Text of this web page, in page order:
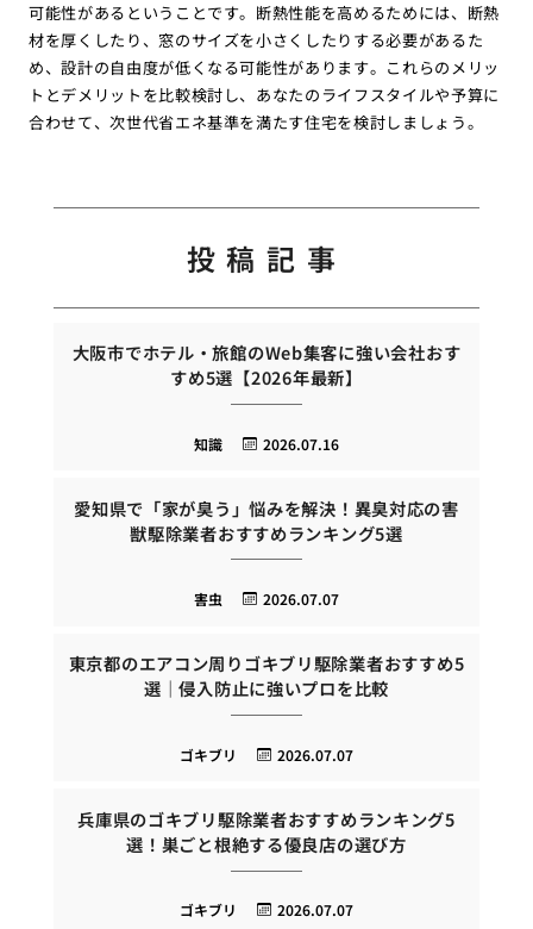
可能性があるということです。断熱性能を高めるためには、断熱
材を厚くしたり、窓のサイズを小さくしたりする必要があるた
め、設計の自由度が低くなる可能性があります。これらのメリッ
トとデメリットを比較検討し、あなたのライフスタイルや予算に
合わせて、次世代省エネ基準を満たす住宅を検討しましょう。
投稿記事
大阪市でホテル・旅館のWeb集客に強い会社おす
すめ5選【2026年最新】
2026.07.16
知識
愛知県で「家が臭う」悩みを解決！異臭対応の害
獣駆除業者おすすめランキング5選
2026.07.07
害虫
東京都のエアコン周りゴキブリ駆除業者おすすめ5
選｜侵入防止に強いプロを比較
2026.07.07
ゴキブリ
兵庫県のゴキブリ駆除業者おすすめランキング5
選！巣ごと根絶する優良店の選び方
2026.07.07
ゴキブリ